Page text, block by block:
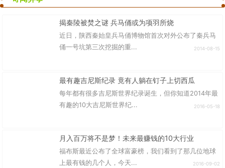
揭秦陵被焚之谜 兵马俑或为项羽所烧
近日，陕西秦始皇兵马俑博物馆首次对外公布了秦兵马
俑一号坑第三次挖掘的重...
2014-08-15
最有趣吉尼斯纪录 竟有人躺在钉子上切西瓜
每年都有很多吉尼斯世界纪录诞生，但你知道2014年最
有趣的10大吉尼斯世界纪...
2016-05-18
月入百万将不是梦！未来最赚钱的10大行业
福布斯最近公布了全球富豪榜，我们看到了那几位地球
上最有钱的几个人，今天...
2016-09-02